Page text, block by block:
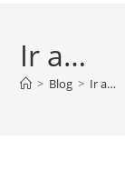
Ir a…
> Blog > Ir a…